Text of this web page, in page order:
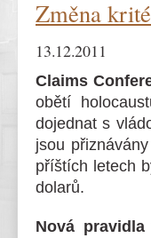
Změna
13.12.2011
Claims
obětí
dojednat s
jsou
příštích letech
dolarů.
Nová